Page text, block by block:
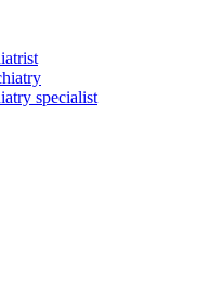
specialist